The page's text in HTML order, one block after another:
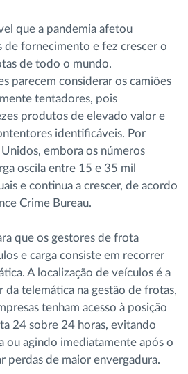
que a pandemia afetou
de fornecimento e fez crescer o
de todo o mundo.
parecem considerar os camiões
tentadores, pois
produtos de elevado valor e
identificáveis. Por
embora os números
oscila entre 15 e 35 mil
e continua a crescer, de acordo
Crime Bureau.
que os gestores de frota
e carga consiste em recorrer
A localização de veículos é a
da telemática na gestão de frotas,
tenham acesso à posição
24 sobre 24 horas, evitando
ou agindo imediatamente após o
perdas de maior envergadura.